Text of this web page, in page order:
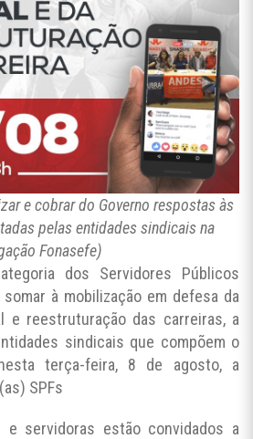
e cobrar do Governo respostas às
pelas entidades sindicais na
Fonasefe)
dos Servidores Públicos
à mobilização em defesa da
e reestruturação das carreiras, a
sindicais que compõem o
terça-feira, 8 de agosto, a
SPFs
e servidoras estão convidados a